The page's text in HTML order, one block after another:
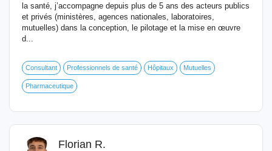
la santé, j’accompagne depuis plus de 5 ans des acteurs publics
et privés (ministères, agences nationales, laboratoires,
mutuelles) dans la conception, le pilotage et la mise en œuvre
d...
Consultant Professionnels de santé Hôpitaux Mutuelles
Pharmaceutique
Florian R.